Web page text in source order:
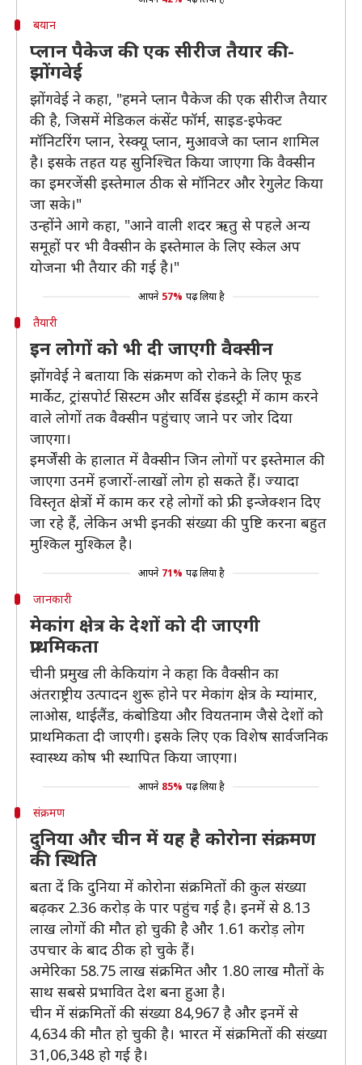
बयान
प्लान पैकेज की एक सीरीज तैयार की-
झोंगवेई
झोंगवेई ने कहा, "हमने प्लान पैकेज की एक सीरीज तैयार
की है, जिसमें मेडिकल कंसेंट फॉर्म, साइड-इफेक्ट
मॉनिटरिंग प्लान, रेस्क्यू प्लान, मुआवजे का प्लान शामिल
है। इसके तहत यह सुनिश्चित किया जाएगा कि वैक्सीन
का इमरजेंसी इस्तेमाल ठीक से मॉनिटर और रेगुलेट किया
जा सके।"
उन्होंने आगे कहा, "आने वाली शदर ऋतु से पहले अन्य
समूहों पर भी वैक्सीन के इस्तेमाल के लिए स्केल अप
योजना भी तैयार की गई है।"
आपने 57% पढ़ लिया है
तैयारी
इन लोगों को भी दी जाएगी वैक्सीन
झोंगवेई ने बताया कि संक्रमण को रोकने के लिए फूड
मार्केट, ट्रांसपोर्ट सिस्टम और सर्विस इंडस्ट्री में काम करने
वाले लोगों तक वैक्सीन पहुंचाए जाने पर जोर दिया
जाएगा।
इमर्जेंसी के हालात में वैक्सीन जिन लोगों पर इस्तेमाल की
जाएगा उनमें हजारों-लाखों लोग हो सकते हैं। ज्यादा
विस्तृत क्षेत्रों में काम कर रहे लोगों को फ्री इन्जेक्शन दिए
जा रहे हैं, लेकिन अभी इनकी संख्या की पुष्टि करना बहुत
मुश्किल मुश्किल है।
आपने 71% पढ़ लिया है
जानकारी
मेकांग क्षेत्र के देशों को दी जाएगी
प्राथमिकता
चीनी प्रमुख ली केकियांग ने कहा कि वैक्सीन का
अंतराष्ट्रीय उत्पादन शुरू होने पर मेकांग क्षेत्र के म्यांमार,
लाओस, थाईलैंड, कंबोडिया और वियतनाम जैसे देशों को
प्राथमिकता दी जाएगी। इसके लिए एक विशेष सार्वजनिक
स्वास्थ्य कोष भी स्थापित किया जाएगा।
आपने 85% पढ़ लिया है
संक्रमण
दुनिया और चीन में यह है कोरोना संक्रमण
की स्थिति
बता दें कि दुनिया में कोरोना संक्रमितों की कुल संख्या
बढ़कर 2.36 करोड़ के पार पहुंच गई है। इनमें से 8.13
लाख लोगों की मौत हो चुकी है और 1.61 करोड़ लोग
उपचार के बाद ठीक हो चुके हैं।
अमेरिका 58.75 लाख संक्रमित और 1.80 लाख मौतों के
साथ सबसे प्रभावित देश बना हुआ है।
चीन में संक्रमितों की संख्या 84,967 है और इनमें से
4,634 की मौत हो चुकी है। भारत में संक्रमितों की संख्या
31,06,348 हो गई है।